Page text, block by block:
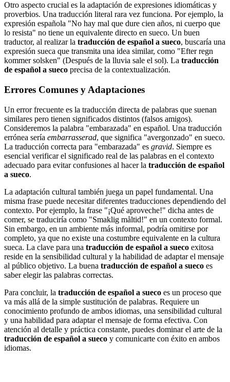
Otro aspecto crucial es la adaptación de expresiones idiomáticas y
proverbios. Una traducción literal rara vez funciona. Por ejemplo, la
expresión española "No hay mal que dure cien años, ni cuerpo que
lo resista" no tiene un equivalente directo en sueco. Un buen
traductor, al realizar la traducción de español a sueco, buscaría una
expresión sueca que transmita una idea similar, como "Efter regn
kommer solsken" (Después de la lluvia sale el sol). La traducción
de español a sueco precisa de la contextualización.
Errores Comunes y Adaptaciones
Un error frecuente es la traducción directa de palabras que suenan
similares pero tienen significados distintos (falsos amigos).
Consideremos la palabra "embarazada" en español. Una traducción
errónea sería embarrasserad, que significa "avergonzado" en sueco.
La traducción correcta para "embarazada" es gravid. Siempre es
esencial verificar el significado real de las palabras en el contexto
adecuado para evitar confusiones al hacer la traducción de español
a sueco.
La adaptación cultural también juega un papel fundamental. Una
misma frase puede necesitar diferentes traducciones dependiendo del
contexto. Por ejemplo, la frase "¡Qué aproveche!" dicha antes de
comer, se traduciría como "Smaklig måltid!" en un contexto formal.
Sin embargo, en un ambiente más informal, podría omitirse por
completo, ya que no existe una costumbre equivalente en la cultura
sueca. La clave para una traducción de español a sueco exitosa
reside en la sensibilidad cultural y la habilidad de adaptar el mensaje
al público objetivo. La buena traducción de español a sueco es
saber elegir las palabras correctas.
Para concluir, la traducción de español a sueco es un proceso que
va más allá de la simple sustitución de palabras. Requiere un
conocimiento profundo de ambos idiomas, una sensibilidad cultural
y una habilidad para adaptar el mensaje de forma efectiva. Con
atención al detalle y práctica constante, puedes dominar el arte de la
traducción de español a sueco y comunicarte con éxito en ambos
idiomas.